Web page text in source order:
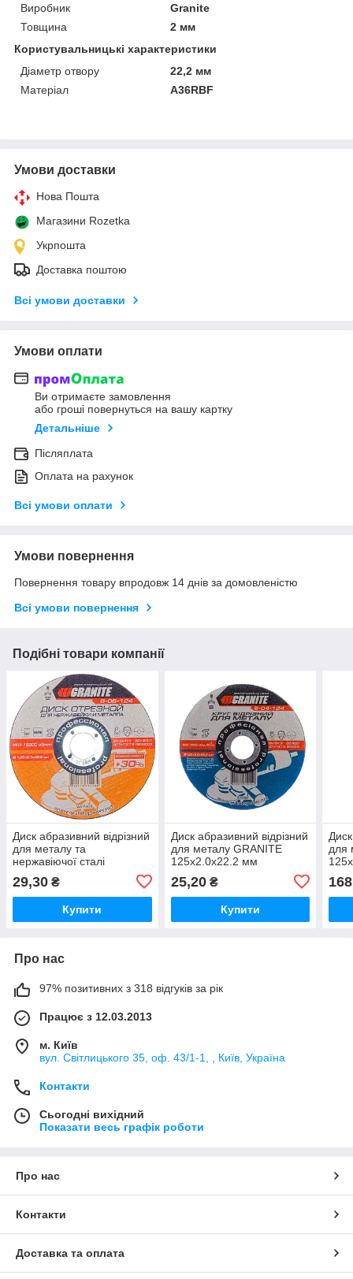
Виробник
Granite
Товщина
2 мм
Користувальницькі характеристики
Діаметр отвору
22,2 мм
Матеріал
A36RBF
Умови доставки
Нова Пошта
Магазини Rozetka
Укрпошта
Доставка поштою
Всі умови доставки
Умови оплати
Ви отримаєте замовлення
або гроші повернуться на вашу картку
Детальніше
Післяплата
Оплата на рахунок
Всі умови оплати
Умови повернення
Повернення товару впродовж 14 днів за домовленістю
Всі умови повернення
Подібні товари компанії
Диск абразивний відрізний
для металу та
нержавіючої сталі
125х2.0х22.2 мм
29,30 ₴
Купити
Диск абразивний відрізний
для металу GRANITE
125х2.0х22.2 мм
25,20₴
Купити
для
168
Про нас
97% позитивних з 318 відгуків за рік
Працює з 12.03.2013
м. Київ
вул. Світлицького 35, оф. 43/1-1, , Київ, Україна
Контакти
Сьогодні вихідний
Показати весь графік роботи
Про нас
Контакти
Доставка та оплата